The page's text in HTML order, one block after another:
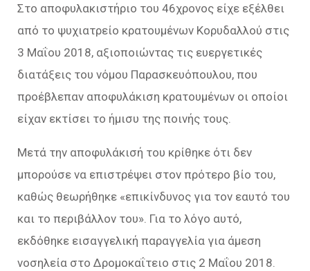
Στο αποφυλακιστήριο του 46χρονος είχε εξέλθει
από το ψυχιατρείο κρατουμένων Κορυδαλλού στις
3 Μαΐου 2018, αξιοποιώντας τις ευεργετικές
διατάξεις του νόμου Παρασκευόπουλου, που
προέβλεπαν αποφυλάκιση κρατουμένων οι οποίοι
είχαν εκτίσει το ήμισυ της ποινής τους.
Μετά την αποφυλάκισή του κρίθηκε ότι δεν
μπορούσε να επιστρέψει στον πρότερο βίο του,
καθώς θεωρήθηκε «επικίνδυνος για τον εαυτό του
και το περιβάλλον του». Για το λόγο αυτό,
εκδόθηκε εισαγγελική παραγγελία για άμεση
νοσηλεία στο Δρομοκαΐτειο στις 2 Μαΐου 2018.